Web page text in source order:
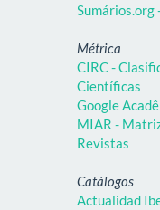
Sumários.org
Métrica
CIRC -
Científicas
Google
MIAR -
Revistas
Catálogos
Actualidad